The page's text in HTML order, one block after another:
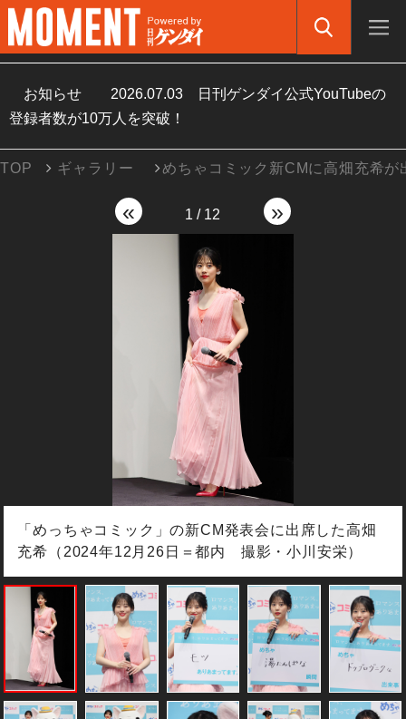
お知らせ 2026.07.03
日刊ゲンダイ公式YouTubeの
登録者数が10万人を突破！
TOP ギャラリー めちゃコミック新CMに高畑充希が
«
「めっちゃコミック」の新CM発表会に出席した高畑
充希（2024年12月26日＝都内 撮影・小川安栄）
»
1 / 12